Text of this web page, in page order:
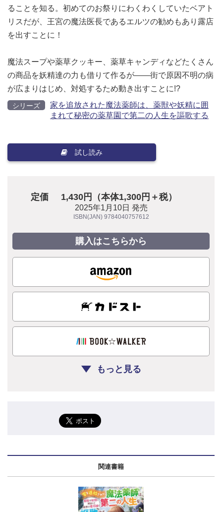
ることを知る。初めてのお祭りにわくわくしていたベアト
リスだが、王宮の魔法医長であるエルツの勧めもあり露店
を出すことに！
魔法スープや薬草クッキー、薬草キャンディなどたくさん
の商品を妖精達の力も借りて作るが――街で原因不明の病
が広まりはじめ、対処するため動き出すことに!?
シリーズ
家を追放された魔法薬師は、薬獣や妖精に囲
まれて秘密の薬草園で第二の人生を謳歌する
試し読み
定価 1,430円（本体1,300円＋税）
2025年1月10日 発売
ISBN(JAN) 9784040757612
購入はこちらから
もっと見る
関連書籍